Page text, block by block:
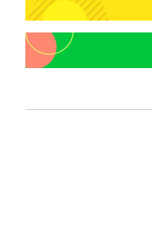
-10625초 전 >손흥민, 68
-9897초 전 >
'2경기 연속
-8649초 전 >
이강인, 오
1시간 전 >콜롬비아 신임